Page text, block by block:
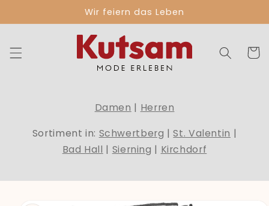
Inhalt
Wir feiern das Leben
Damen | Herren
Sortiment in: Schwertberg |St. Valentin |
Bad Hall | Sierning | Kirchdorf